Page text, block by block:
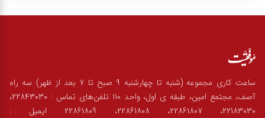
ساعت کاری مجموعه (شنبه تا چهارشنبه 9 صبح تا 7 بعد از ظهر) سه راه
آصف، مجتمع امین، طبقه ی اول، واحد ۱۱۰ تلفن‌های تماس : 22843030،
22183030، 22861807، 22861808، 22861809 ایمیل :